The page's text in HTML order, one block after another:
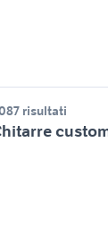
risultati